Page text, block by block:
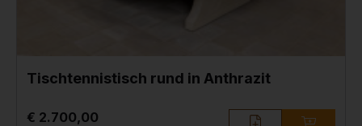
Tischtennistisch rund in Anthrazit
€ 2.700,00